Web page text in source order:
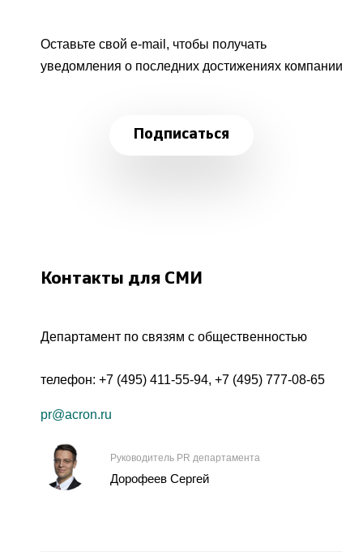
Оставьте свой e-mail, чтобы получать
уведомления о последних достижениях компании
Подписаться
Контакты для СМИ
Департамент по связям с общественностью
телефон: +7 (495) 411-55-94, +7 (495) 777-08-65
pr@acron.ru
Руководитель PR департамента
Дорофеев Сергей